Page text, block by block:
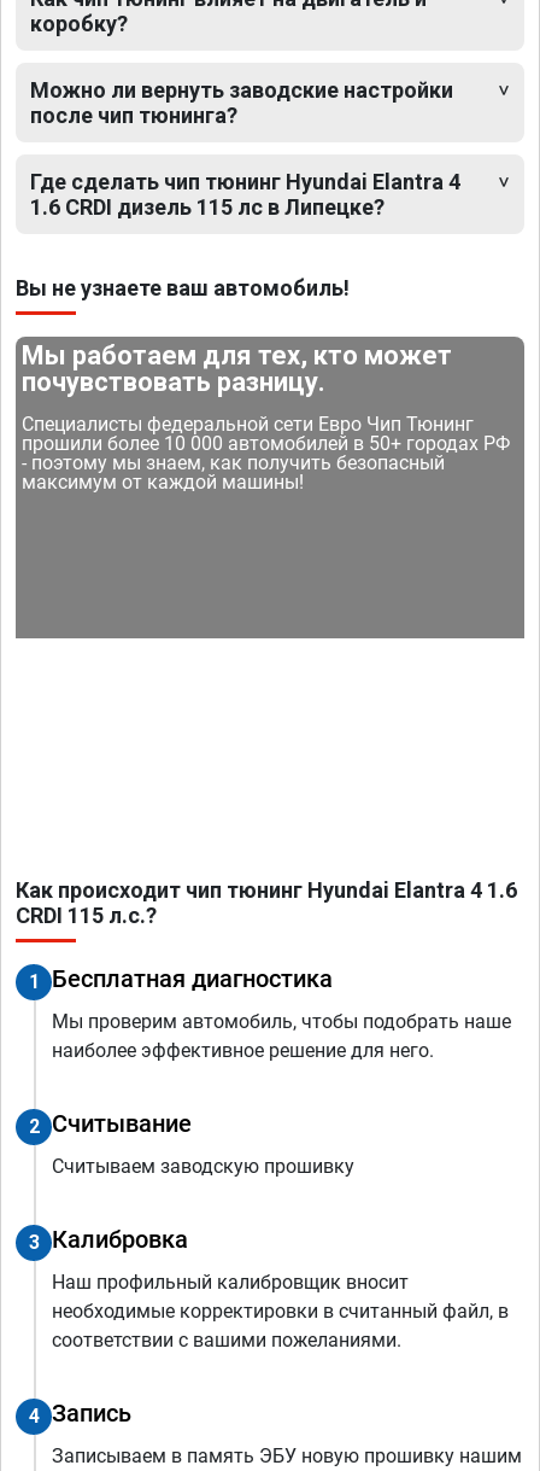
коробку?
Можно ли вернуть заводские настройки
после чип тюнинга?
Где сделать чип тюнинг Hyundai Elantra 4
1.6 CRDI дизель 115 лс в Липецке?
Вы не узнаете ваш автомобиль!
Мы работаем для тех, кто может
почувствовать разницу.
Специалисты федеральной сети Евро Чип Тюнинг
прошили более 10 000 автомобилей в 50+ городах РФ
- поэтому мы знаем, как получить безопасный
максимум от каждой машины!
Как происходит чип тюнинг Hyundai Elantra 4 1.6
CRDI 115 л.с.?
1 Бесплатная диагностика
Мы проверим автомобиль, чтобы подобрать наше
наиболее эффективное решение для него.
2 Считывание
Считываем заводскую прошивку
3 Калибровка
Наш профильный калибровщик вносит
необходимые корректировки в считанный файл, в
соответствии с вашими пожеланиями.
4 Запись
Записываем в память ЭБУ новую прошивку нашим